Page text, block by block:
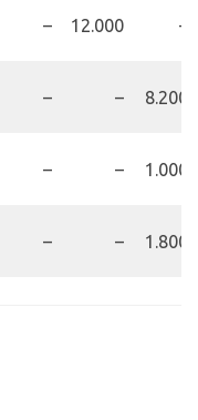
– 12.000 –
– – 8.200
– – 1.000
– – 1.800